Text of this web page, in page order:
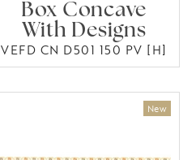
Box Concave
With Designs
VEFD CN D501 150 PV [H]